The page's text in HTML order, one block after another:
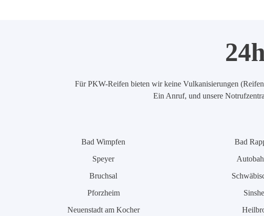
Für PKW-Reifen bieten wir keine Vulkanisierungen
Ein Anruf, und unsere
Bad Wimpfen
Speyer
Bruchsal
Pforzheim
Neuenstadt am Kocher
Bad